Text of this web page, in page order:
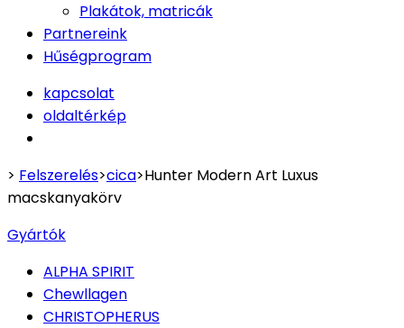
Plakátok, matricák
Partnereink
Hűségprogram
kapcsolat
oldaltérkép
> Felszerelés>cica>Hunter Modern Art Luxus
macskanyakörv
Gyártók
ALPHA SPIRIT
Chewllagen
CHRISTOPHERUS